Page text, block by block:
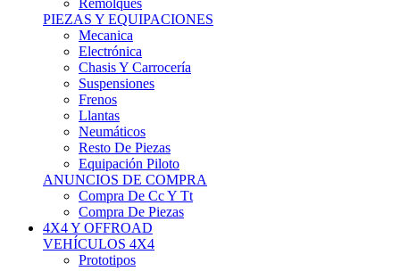
Prototipos
Venta De Side By Side
Quads Y Buggys
4x4 De Calle
PIEZAS PARA 4X4
Mecánica
Carrocería
Suspensiones
Llantas
Neumáticos
ANUNCIOS DE COMPRA
Compra De 4x4
Compra De Piezas
MOTOS
MOTOS
Motos De Circuito